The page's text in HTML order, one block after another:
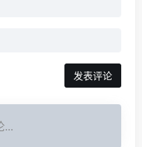
发表评论
...